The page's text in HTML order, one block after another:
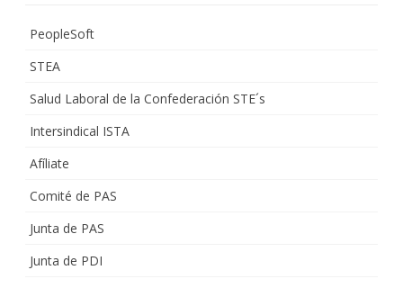
PeopleSoft
STEA
Salud Laboral de la Confederación STE´s
Intersindical ISTA
Afíliate
Comité de PAS
Junta de PAS
Junta de PDI